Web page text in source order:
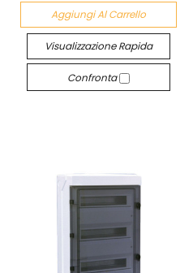
Aggiungi Al Carrello
Visualizzazione Rapida
Confronta